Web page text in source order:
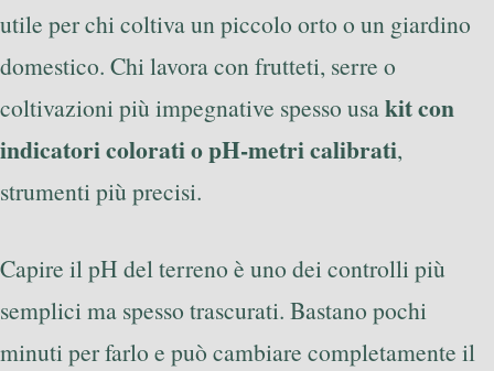
utile per chi coltiva un piccolo orto o un giardino
domestico. Chi lavora con frutteti, serre o
coltivazioni più impegnative spesso usakit con
indicatori colorati o pH‑metri calibrati,
strumenti più precisi.
Capire il pH del terreno è uno dei controlli più
semplici ma spesso trascurati. Bastano pochi
minuti per farlo e può cambiare completamente il